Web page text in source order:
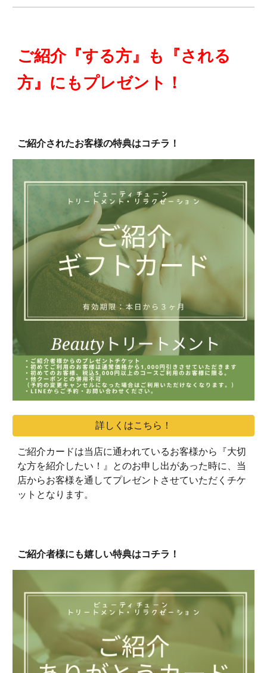
ご紹介『する方』も『される
方』にもプレゼント！
ご紹介されたお客様の特典はコチラ！
詳しくはこちら！
ご紹介カードは当店に通われているお客様から『大切
な方を紹介したい！』とのお申し出があった時に、当
店からお客様を通してプレゼントさせていただくチケ
ットとなります。
ご紹介者様にも嬉しい特典はコチラ！